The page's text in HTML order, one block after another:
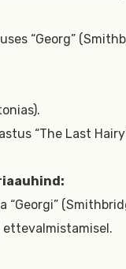
“Georg”
“The Last
ettevalmistamisel.